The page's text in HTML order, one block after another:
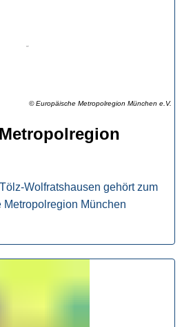
© Europäische Metropolregion München e.V.
Wolfratshausen gehört zum
München